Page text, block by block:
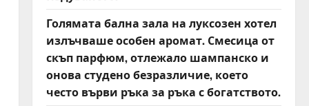
Голямата бална зала на луксозен хотел
излъчваше особен аромат. Смесица от
скъп парфюм, отлежало шампанско и
онова студено безразличие, което
често върви ръка за ръка с богатството.